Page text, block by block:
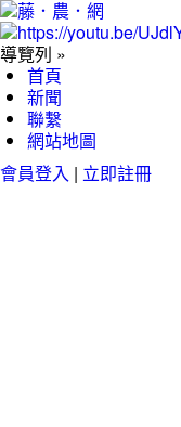
導覽列 »
首頁
新聞
聯繫
網站地圖
會員登入 | 立即註冊